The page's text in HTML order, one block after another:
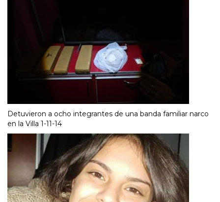
Detuvieron a ocho integrantes de una banda familiar narco
en la Villa 1-11-14